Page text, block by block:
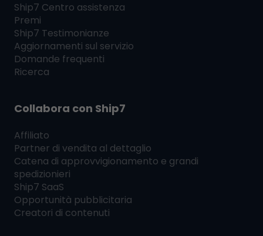
Ship7 Centro assistenza
Premi
Ship7 Testimonianze
Aggiornamenti sul servizio
Domande frequenti
Ricerca
Collabora con Ship7
Affiliato
Partner di vendita al dettaglio
Catena di approvvigionamento e grandi
spedizionieri
Ship7 SaaS
Opportunità pubblicitaria
Creatori di contenuti